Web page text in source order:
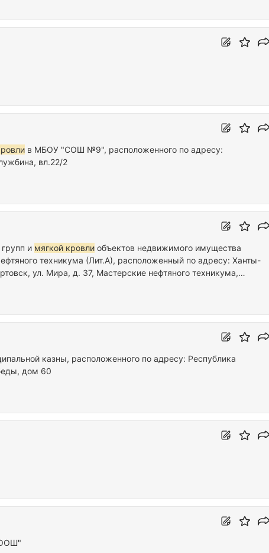
в МБОУ "СОШ №9", расположенного по адресу:
вл.22/2
входных групп и мягкой кровли объектов недвижимого имущества
техникума (Лит.А), расположенный по адресу: Ханты-
ул. Мира, д. 37, Мастерские нефтяного техникума,
казны, расположенного по адресу: Республика
дом 60